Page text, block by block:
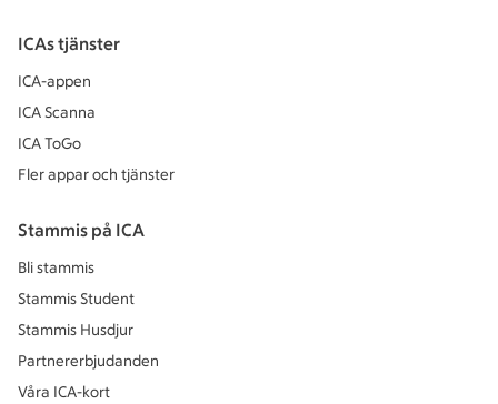
ICAs tjänster
ICA-appen
ICA Scanna
ICA ToGo
Fler appar och tjänster
Stammis på ICA
Bli stammis
Stammis Student
Stammis Husdjur
Partnererbjudanden
Våra ICA-kort